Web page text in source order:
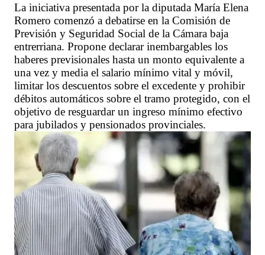
La iniciativa presentada por la diputada María Elena
Romero comenzó a debatirse en la Comisión de
Previsión y Seguridad Social de la Cámara baja
entrerriana. Propone declarar inembargables los
haberes previsionales hasta un monto equivalente a
una vez y media el salario mínimo vital y móvil,
limitar los descuentos sobre el excedente y prohibir
débitos automáticos sobre el tramo protegido, con el
objetivo de resguardar un ingreso mínimo efectivo
para jubilados y pensionados provinciales.